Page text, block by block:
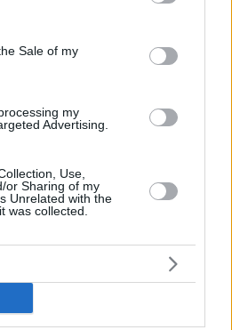
and its third-party tags to
purposes in below Google
Sale of my
my
Advertising.
Use,
or Sharing of my
Unrelated with the
was collected.
που ζει 1,3 χιλιόμετρα
όσα γνωρίζαμε για τη
κυβερνάμε τον κόσμο»